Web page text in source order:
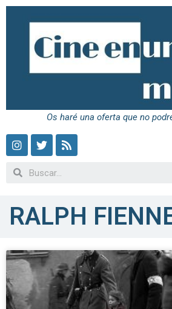
Os haré una oferta que no
RALPH